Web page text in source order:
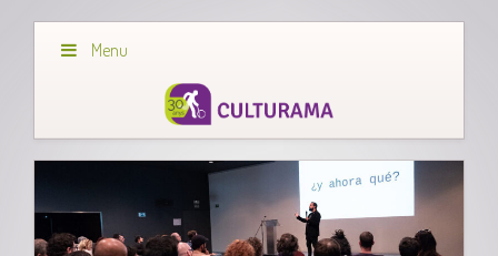
Menu